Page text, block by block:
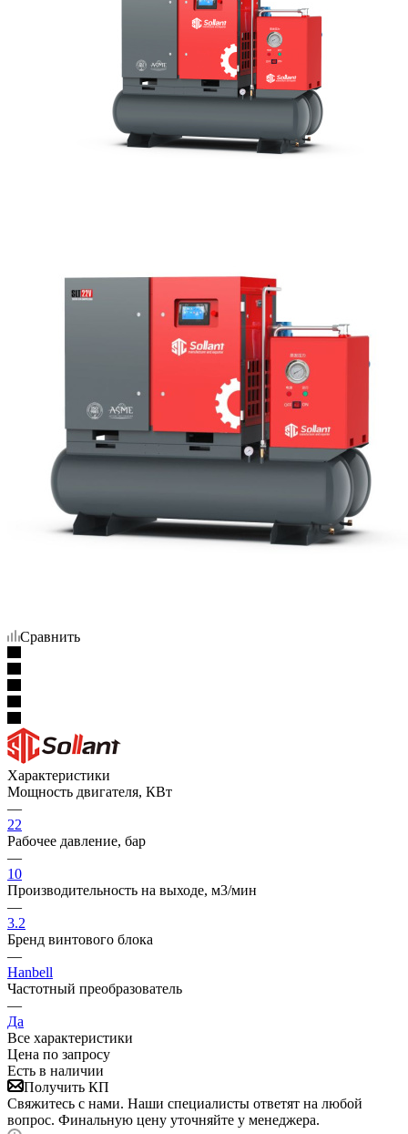
Сравнить
Характеристики
Мощность двигателя, КВт
—
22
Рабочее давление, бар
—
10
Производительность на выходе, м3/мин
—
3.2
Бренд винтового блока
—
Hanbell
Частотный преобразователь
—
Да
Все характеристики
Цена по запросу
Есть в наличии
Получить КП
Свяжитесь с нами. Наши специалисты ответят на любой
вопрос. Финальную цену уточняйте у менеджера.